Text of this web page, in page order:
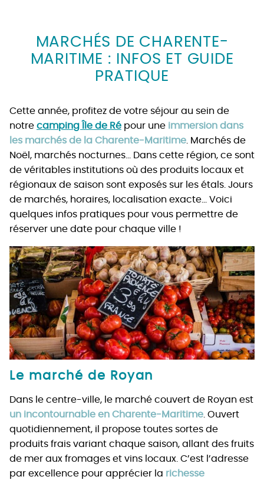
MARCHÉS DE CHARENTE-
MARITIME : INFOS ET GUIDE
PRATIQUE
Cette année, profitez de votre séjour au sein de
notre camping Île de Ré pour une immersion dans
les marchés de la Charente-Maritime . Marchés de
Noël, marchés nocturnes… Dans cette région, ce sont
de véritables institutions où des produits locaux et
régionaux de saison sont exposés sur les étals. Jours
de marchés, horaires, localisation exacte… Voici
quelques infos pratiques pour vous permettre de
réserver une date pour chaque ville !
Le marché de Royan
Dans le centre-ville, le marché couvert de Royan est
un incontournable en Charente-Maritime . Ouvert
quotidiennement, il propose toutes sortes de
produits frais variant chaque saison, allant des fruits
de mer aux fromages et vins locaux. C’est l’adresse
par excellence pour apprécier la richesse